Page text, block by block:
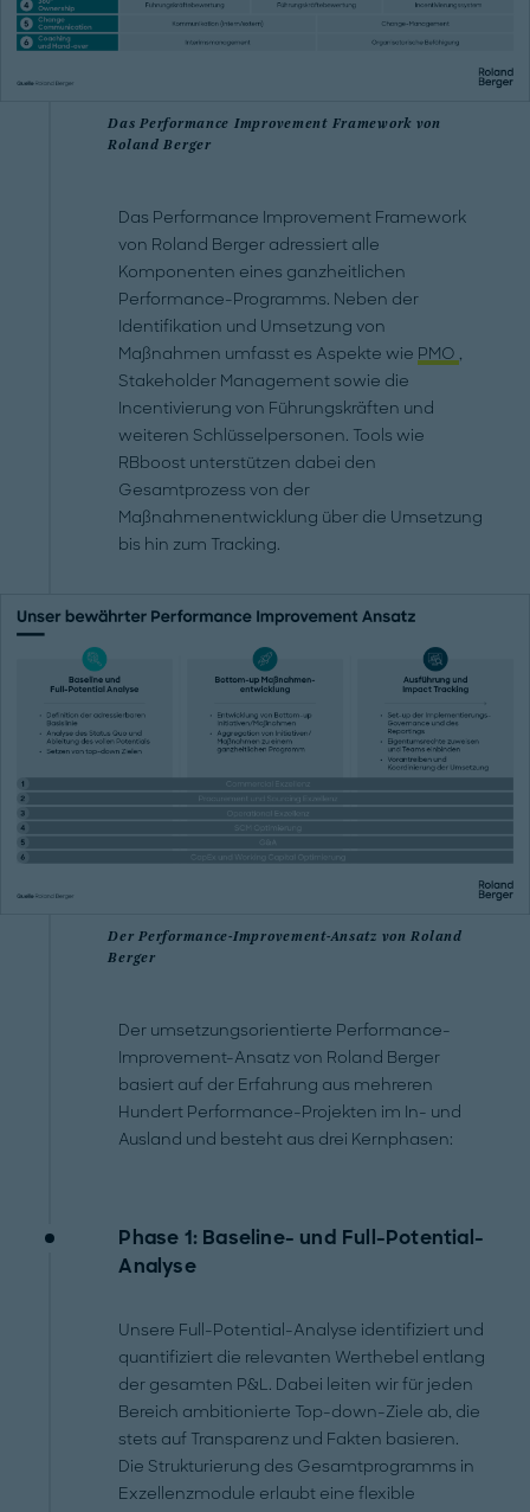
Das Performance Improvement Framework von
Roland Berger
Das Performance Improvement Framework
von Roland Berger adressiert alle
Komponenten eines ganzheitlichen
Performance-Programms. Neben der
Identifikation und Umsetzung von
Maßnahmen umfasst es Aspekte wie PMO ,
Stakeholder Management sowie die
Incentivierung von Führungskräften und
weiteren Schlüsselpersonen. Tools wie
RBboost unterstützen dabei den
Gesamtprozess von der
Maßnahmenentwicklung über die Umsetzung
bis hin zum Tracking.
Der Performance-Improvement-Ansatz von Roland
Berger
Der umsetzungsorientierte Performance-
Improvement-Ansatz von Roland Berger
basiert auf der Erfahrung aus mehreren
Hundert Performance-Projekten im In- und
Ausland und besteht aus drei Kernphasen:
Phase 1: Baseline- und Full-Potential-
Analyse
Unsere Full-Potential-Analyse identifiziert und
quantifiziert die relevanten Werthebel entlang
der gesamten P&L. Dabei leiten wir für jeden
Bereich ambitionierte Top-down-Ziele ab, die
stets auf Transparenz und Fakten basieren.
Die Strukturierung des Gesamtprogramms in
Exzellenzmodule erlaubt eine flexible